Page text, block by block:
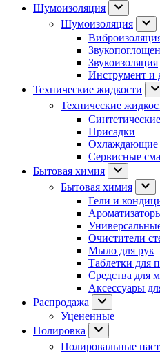
Шумоизоляция
Шумоизоляция
Звукоизоляция
Инструмент и
Технические жидкости
Технические
Присадки
Охлаждающие
Сервисные
Бытовая химия
Бытовая химия
Гели и
Очистители
Мыло для рук
Таблетки для
Средства для
Аксессуары
Распродажа
Уцененные
Полировка
Полировальные